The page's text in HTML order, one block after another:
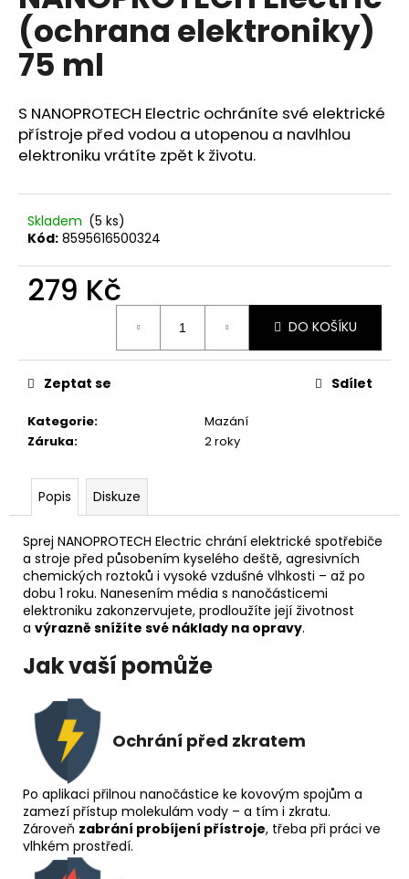
0,0
z
5
hvězdiček.
(ochrana elektroniky)
75 ml
S NANOPROTECH Electric ochráníte své elektrické
přístroje před vodou a utopenou a navlhlou
elektroniku vrátíte zpět k životu.
Skladem (5 ks)
Kód: 8595616500324
279 Kč
DO KOŠÍKU
Kategorie:
Mazání
Záruka: 2 roky
Zeptat se Sdílet
Popis Diskuze
Sprej NANOPROTECH Electric chrání elektrické spotřebiče
a stroje před působením kyselého deště, agresivních
chemických roztoků i vysoké vzdušné vlhkosti – až po
dobu 1 roku. Nanesením média s nanočásticemi
elektroniku zakonzervujete, prodloužíte její životnost
a výrazně snížíte své náklady na opravy.
Jak vaší pomůže
Ochrání před zkratem
Po aplikaci přilnou nanočástice ke kovovým spojům a
zamezí přístup molekulám vody – a tím i zkratu.
Zároveň zabrání probíjení přístroje, třeba při práci ve
vlhkém prostředí.
a
j
í
?
D
u
č
u
e